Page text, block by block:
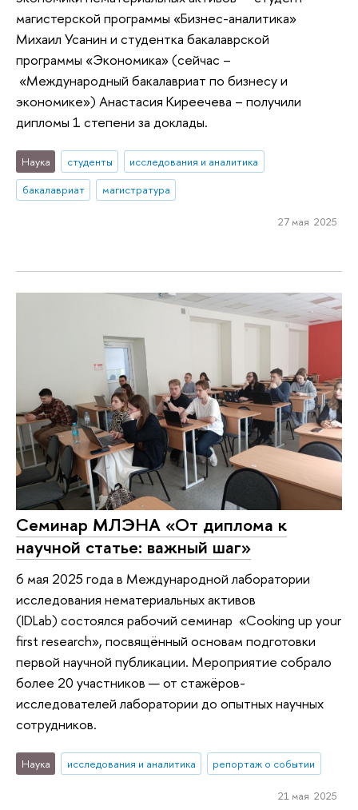
магистерской программы «Бизнес-аналитика»
Михаил Усанин и студентка бакалаврской
программы «Экономика» (сейчас –
«Международный бакалавриат по бизнесу и
экономике») Анастасия Киреечева – получили
дипломы 1 степени за доклады.
Наука студенты
исследования и аналитика
бакалавриат
магистратура
27 мая 2025
Семинар МЛЭНА «От диплома к
научной статье: важный шаг»
6 мая 2025 года в Международной лаборатории
исследования нематериальных активов
(IDLab) состоялся рабочий семинар «Cooking up your
first research», посвящённый основам подготовки
первой научной публикации. Мероприятие собрало
более 20 участников — от стажёров-
исследователей лаборатории до опытных научных
сотрудников.
Наука исследования и аналитика репортаж о событии
21 мая 2025